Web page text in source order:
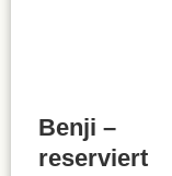
Benji –
reserviert